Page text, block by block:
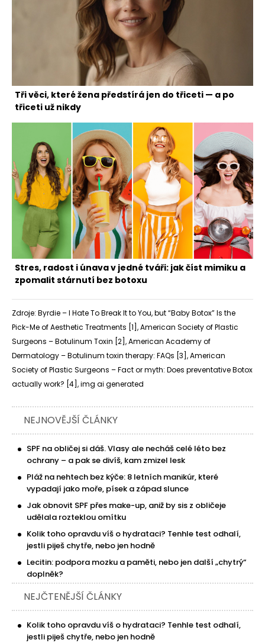
Tři věci, které žena předstírá jen do třiceti — a po
třiceti už nikdy
Stres, radost i únava v jedné tváři: jak číst mimiku a
zpomalit stárnutí bez botoxu
Zdroje: Byrdie – I Hate To Break It to You, but “Baby Botox” Is the
Pick-Me of Aesthetic Treatments [ 1 ], American Society of Plastic
Surgeons – Botulinum Toxin [ 2 ], American Academy of
Dermatology – Botulinum toxin therapy: FAQs [ 3 ], American
Society of Plastic Surgeons – Fact or myth: Does preventative Botox
actually work? [ 4 ], img ai generated
NEJNOVĚJŠÍ ČLÁNKY
SPF na obličej si dáš. Vlasy ale necháš celé léto bez
ochrany – a pak se divíš, kam zmizel lesk
Pláž na nehtech bez kýče: 8 letních manikúr, které
vypadají jako moře, písek a západ slunce
Jak obnovit SPF přes make-up, aniž by sis z obličeje
udělala rozteklou omítku
Kolik toho opravdu víš o hydrataci? Tenhle test odhalí,
jestli piješ chytře, nebo jen hodně
Lecitin: podpora mozku a paměti, nebo jen další „chytrý“
doplněk?
NEJČTENĚJŠÍ ČLÁNKY
Kolik toho opravdu víš o hydrataci? Tenhle test odhalí,
jestli piješ chytře, nebo jen hodně